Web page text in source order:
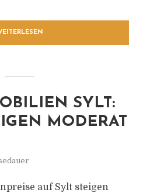
SYLT:
MODERAT
auf Sylt steigen